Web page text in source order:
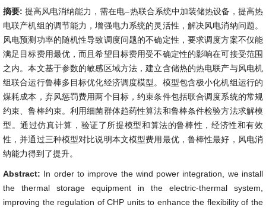
摘要:提高风电消纳能力，需在电–热联合系统中加装储热设备，提高热
电联产机组的调节能力，增强电力系统的灵活性，解决风电消纳问题。
风电预测功率的随机性导致调度问题的不确定性，要求调度方案不仅能
满足目标费用最优，而且希望目标费用受不确定性的影响在可接受范围
之内。本文基于参数的敏感区域方法，建立含储热的热电联产与风电机
组联合运行鲁棒多目标优化经济调度模型。模型包含极小化机组运行的
煤耗成本，弃风惩罚费用两个目标，约束条件包括联合调度系统的常规
约束、鲁棒约束。利用细菌群体趋药性算法和鲁棒条件检验方法求解模
型。通过仿真计算，验证了所提模型和算法的鲁棒性，经济性和有效
性，并通过三种模型对比说明本文模型费用最优，鲁棒性最好，风电消
纳能力得到了提升。
Abstract: In order to improve the wind power integration, we install
the thermal storage equipment in the electric-thermal system,
improving the regulation of CHP units to enhance the flexibility of the